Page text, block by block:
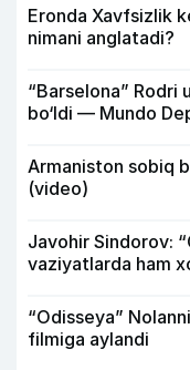
Eronda Xavfsizlik
nimani anglatadi?
“Barselona” Rodri
bo‘ldi — Mundo
Armaniston sobiq
(video)
Javohir Sindorov:
vaziyatlarda ham
“Odisseya”
filmiga aylandi